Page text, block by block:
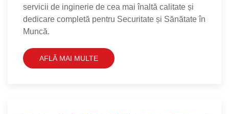
servicii de inginerie de cea mai înaltă calitate și
dedicare completă pentru Securitate și Sănătate în
Muncă.
AFLĂ MAI MULTE